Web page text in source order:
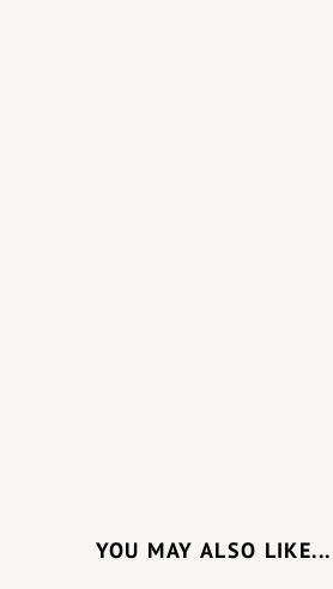
YOU MAY ALSO LIKE...